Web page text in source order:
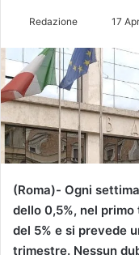
Redazione
v
a
u
n
m
a
i
17
(Roma)- Ogni
dello 0,5%, nel
del 5% e si prevede
trimestre. Nessun